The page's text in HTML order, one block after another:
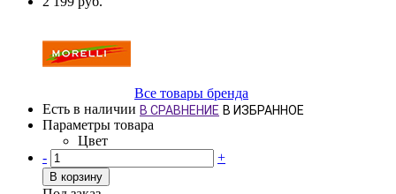
Все товары бренда
Есть в наличии В СРАВНЕНИЕ В ИЗБРАННОЕ
Параметры товара
Цвет
-
+
В корзину